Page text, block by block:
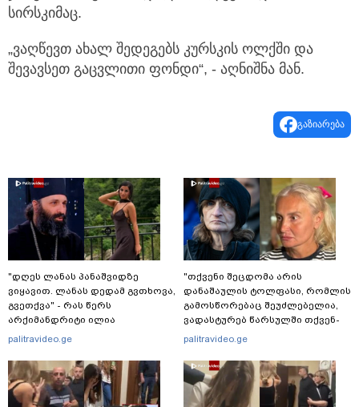
სირსკიმაც.
„ვაღწევთ ახალ შედეგებს კურსკის ოლქში და
შევავსეთ გაცვლითი ფონდი“, - აღნიშნა მან.
გაზიარება
"დღეს ლანას პანაშვიდზე
ვიყავით. ლანას დედამ გვთხოვა,
გვეთქვა" - რას წერს
არქიმანდრიტი ილია
თოლორაია სოციალურ
palitravideo.ge
"თქვენი შეცდომა არის
დანაშაულის ტოლფასი, რომ­ლის
გა­მოს­წო­რე­ბაც შე­უძ­ლე­ბე­ლია,
ვა­დას­ტუ­რებ წარ­სულ­ში თქვენ­
და­მი დიდ პა­ტი­ვის­ცე­მას" - კა
palitravideo.ge